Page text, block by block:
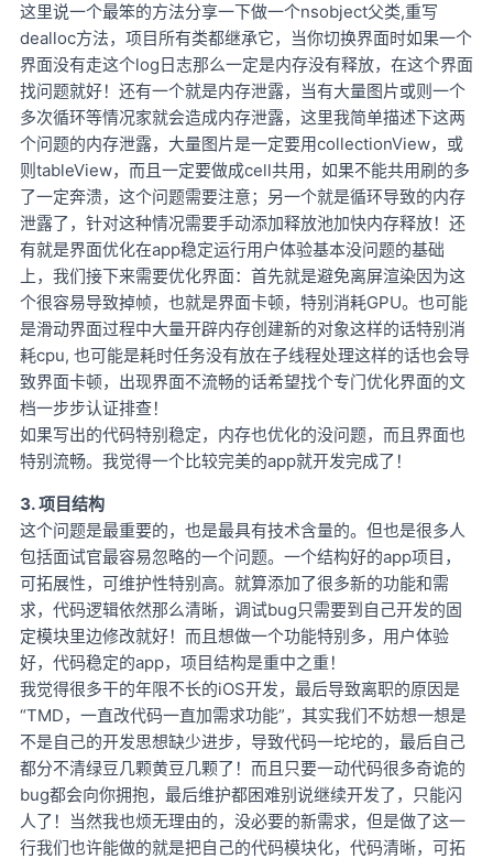
这里说一个最笨的方法分享一下做一个nsobject父类,重写
dealloc方法，项目所有类都继承它，当你切换界面时如果一个
界面没有走这个log日志那么一定是内存没有释放，在这个界面
找问题就好！还有一个就是内存泄露，当有大量图片或则一个
多次循环等情况家就会造成内存泄露，这里我简单描述下这两
个问题的内存泄露，大量图片是一定要用collectionView，或
则tableView，而且一定要做成cell共用，如果不能共用刷的多
了一定奔溃，这个问题需要注意；另一个就是循环导致的内存
泄露了，针对这种情况需要手动添加释放池加快内存释放！还
有就是界面优化在app稳定运行用户体验基本没问题的基础
上，我们接下来需要优化界面：首先就是避免离屏渲染因为这
个很容易导致掉帧，也就是界面卡顿，特别消耗GPU。也可能
是滑动界面过程中大量开辟内存创建新的对象这样的话特别消
耗cpu, 也可能是耗时任务没有放在子线程处理这样的话也会导
致界面卡顿，出现界面不流畅的话希望找个专门优化界面的文
档一步步认证排查！
如果写出的代码特别稳定，内存也优化的没问题，而且界面也
特别流畅。我觉得一个比较完美的app就开发完成了！
3. 项目结构
这个问题是最重要的，也是最具有技术含量的。但也是很多人
包括面试官最容易忽略的一个问题。一个结构好的app项目，
可拓展性，可维护性特别高。就算添加了很多新的功能和需
求，代码逻辑依然那么清晰，调试bug只需要到自己开发的固
定模块里边修改就好！而且想做一个功能特别多，用户体验
好，代码稳定的app，项目结构是重中之重！
我觉得很多干的年限不长的iOS开发，最后导致离职的原因是
“TMD，一直改代码一直加需求功能”，其实我们不妨想一想是
不是自己的开发思想缺少进步，导致代码一坨坨的，最后自己
都分不清绿豆几颗黄豆几颗了！而且只要一动代码很多奇诡的
bug都会向你拥抱，最后维护都困难别说继续开发了，只能闪
人了！当然我也烦无理由的，没必要的新需求，但是做了这一
行我们也许能做的就是把自己的代码模块化，代码清晰，可拓